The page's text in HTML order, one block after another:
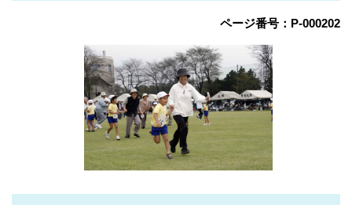
ページ番号：P-000202